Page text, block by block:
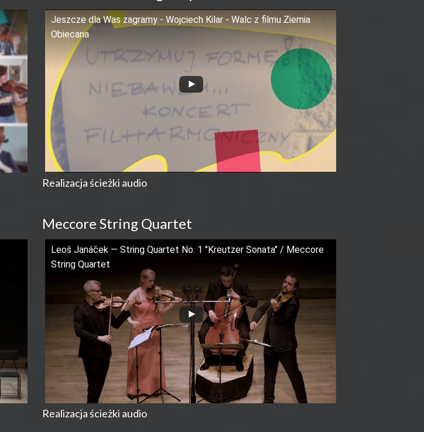
Jeszcze dla Was zagramy - Wojciech Kilar - Walc z filmu Ziemia
Obiecana
Realizacja ścieżki audio
Meccore String Quartet
Leoš Janáček — String Quartet No. 1 "Kreutzer Sonata" / Meccore
String Quartet
Realizacja ścieżki audio